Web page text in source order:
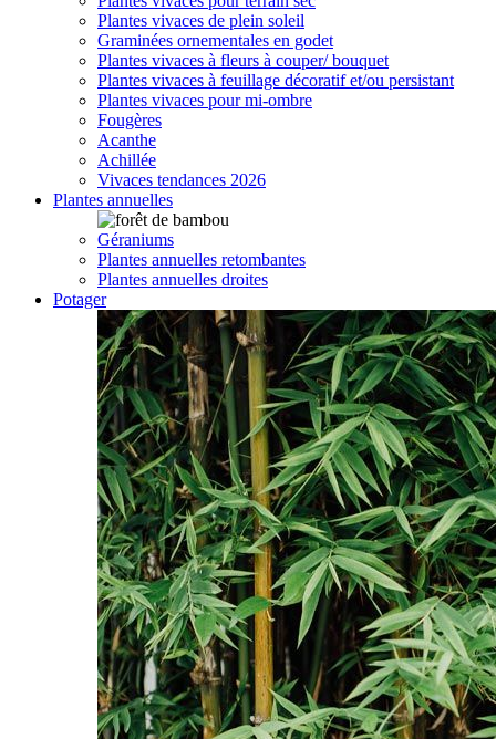
Plantes vivaces de plein soleil
Graminées ornementales en godet
Plantes vivaces à fleurs à couper/ bouquet
Plantes vivaces à feuillage décoratif et/ou persistant
Plantes vivaces pour mi-ombre
Fougères
Acanthe
Achillée
Vivaces tendances 2026
Plantes annuelles
Géraniums
Plantes annuelles retombantes
Plantes annuelles droites
Potager